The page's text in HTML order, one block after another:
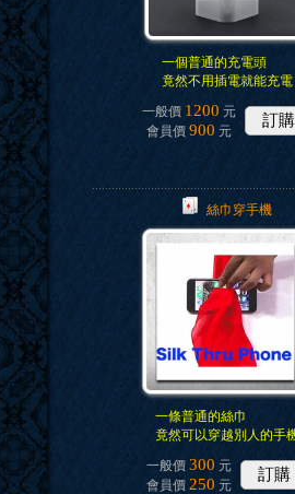
一個普通的充電頭
竟然不用插電就能充電
一般價 1200 元
會員價 900 元
訂購
絲巾穿手機
一條普通的絲巾
竟然可以穿越別人的手
一般價 300 元
會員價 250 元
訂購